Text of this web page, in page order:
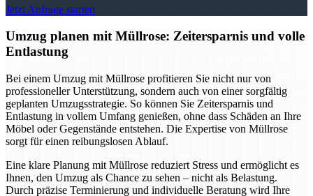
Jetzt Anfrage starten
Umzug planen mit Müllrose: Zeitersparnis und volle
Entlastung
Bei einem Umzug mit Müllrose profitieren Sie nicht nur von
professioneller Unterstützung, sondern auch von einer sorgfältig
geplanten Umzugsstrategie. So können Sie Zeitersparnis und
Entlastung in vollem Umfang genießen, ohne dass Schäden an Ihre
Möbel oder Gegenstände entstehen. Die Expertise von Müllrose
sorgt für einen reibungslosen Ablauf.
Eine klare Planung mit Müllrose reduziert Stress und ermöglicht es
Ihnen, den Umzug als Chance zu sehen – nicht als Belastung.
Durch präzise Terminierung und individuelle Beratung wird Ihre